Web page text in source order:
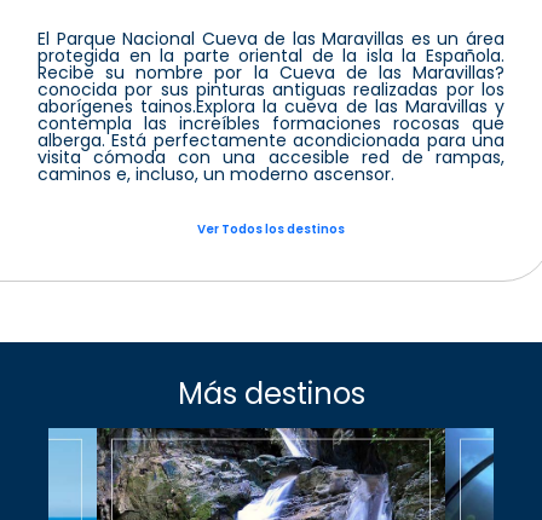
El Parque Nacional Cueva de las Maravillas es un área
protegida en la parte oriental de la isla la Española.
Recibe su nombre por la Cueva de las Maravillas?
conocida por sus pinturas antiguas realizadas por los
aborígenes tainos.Explora la cueva de las Maravillas y
contempla las increíbles formaciones rocosas que
alberga. Está perfectamente acondicionada para una
visita cómoda con una accesible red de rampas,
caminos e, incluso, un moderno ascensor.
Ver Todos los destinos
Más destinos